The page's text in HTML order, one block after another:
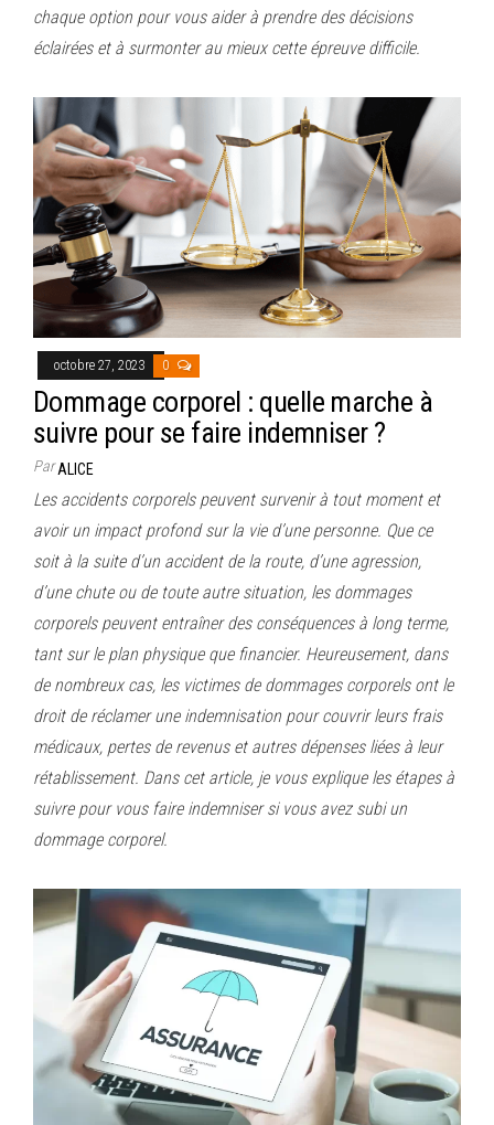
chaque option pour vous aider à prendre des décisions
éclairées et à surmonter au mieux cette épreuve difficile.
octobre 27, 2023 0
Dommage corporel : quelle marche à
suivre pour se faire indemniser ?
ParALICE
Les accidents corporels peuvent survenir à tout moment et
avoir un impact profond sur la vie d’une personne. Que ce
soit à la suite d’un accident de la route, d’une agression,
d’une chute ou de toute autre situation, les dommages
corporels peuvent entraîner des conséquences à long terme,
tant sur le plan physique que financier. Heureusement, dans
de nombreux cas, les victimes de dommages corporels ont le
droit de réclamer une indemnisation pour couvrir leurs frais
médicaux, pertes de revenus et autres dépenses liées à leur
rétablissement. Dans cet article, je vous explique les étapes à
suivre pour vous faire indemniser si vous avez subi un
dommage corporel.